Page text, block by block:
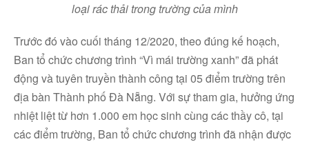
loại rác thải trong trường của mình
Trước đó vào cuối tháng 12/2020, theo đúng kế hoạch,
Ban tổ chức chương trình “Vì mái trường xanh” đã phát
động và tuyên truyền thành công tại 05 điểm trường trên
địa bàn Thành phố Đà Nẵng. Với sự tham gia, hưởng ứng
nhiệt liệt từ hơn 1.000 em học sinh cùng các thầy cô, tại
các điểm trường, Ban tổ chức chương trình đã nhận được